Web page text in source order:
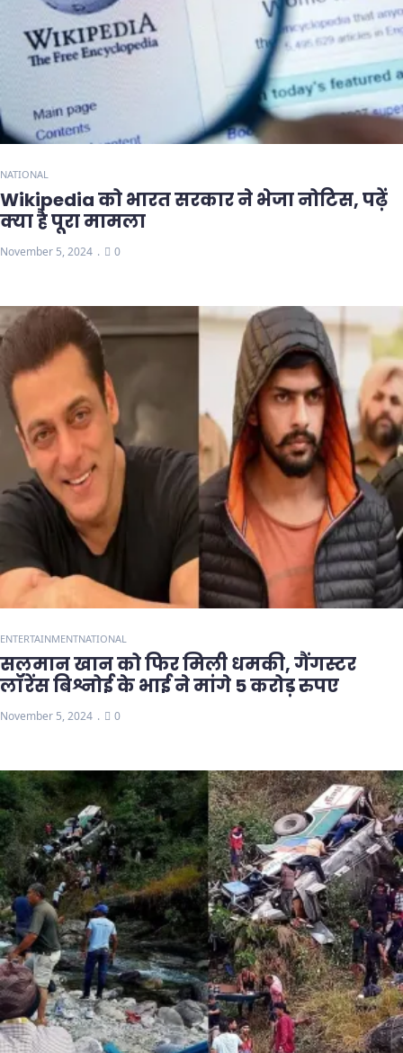
NATIONAL
Wikipedia को भारत सरकार ने भेजा नोटिस, पढ़ें
क्या है पूरा मामला
November 5, 2024 0
ENTERTAINMENTNATIONAL
सलमान खान को फिर मिली धमकी, गैंगस्टर
लॉरेंस बिश्नोई के भाई ने मांगे 5 करोड़ रुपए
November 5, 2024 0